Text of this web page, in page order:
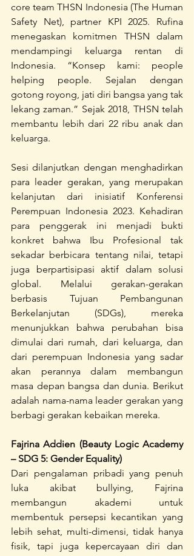
core team THSN Indonesia (The Human
Safety Net), partner KPI 2025. Rufina
menegaskan komitmen THSN dalam
mendampingi keluarga rentan di
Indonesia. “Konsep kami: people
helping people. Sejalan dengan
gotong royong, jati diri bangsa yang tak
lekang zaman.” Sejak 2018, THSN telah
membantu lebih dari 22 ribu anak dan
keluarga.
Sesi dilanjutkan dengan menghadirkan
para leader gerakan, yang merupakan
kelanjutan dari inisiatif Konferensi
Perempuan Indonesia 2023. Kehadiran
para penggerak ini menjadi bukti
konkret bahwa Ibu Profesional tak
sekadar berbicara tentang nilai, tetapi
juga berpartisipasi aktif dalam solusi
global. Melalui gerakan-gerakan
berbasis Tujuan Pembangunan
Berkelanjutan (SDGs), mereka
menunjukkan bahwa perubahan bisa
dimulai dari rumah, dari keluarga, dan
dari perempuan Indonesia yang sadar
akan perannya dalam membangun
masa depan bangsa dan dunia. Berikut
adalah nama-nama leader gerakan yang
berbagi gerakan kebaikan mereka.
Fajrina Addien (Beauty Logic Academy
– SDG 5: Gender Equality)
Dari pengalaman pribadi yang penuh
luka akibat bullying, Fajrina
membangun akademi untuk
membentuk persepsi kecantikan yang
lebih sehat, multi-dimensi, tidak hanya
fisik, tapi juga kepercayaan diri dan